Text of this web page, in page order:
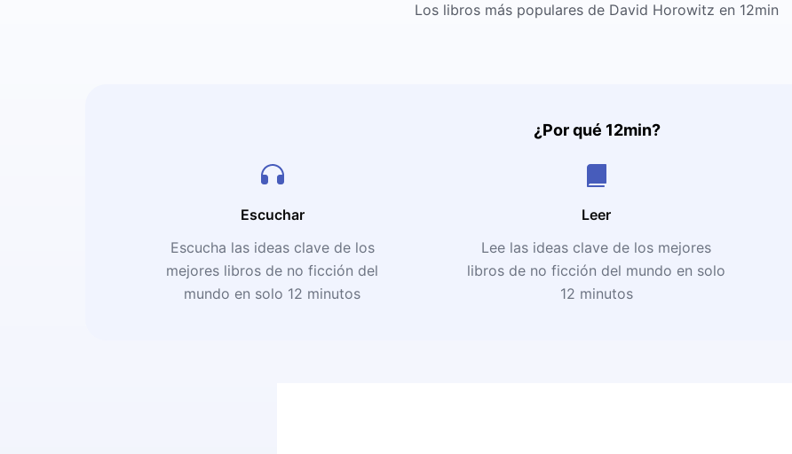
Los libros más populares de David Horowitz en 12min
¿Por qué 12min?
Escuchar
Escucha las ideas clave de los
mejores libros de no ficción del
mundo en solo 12 minutos
Leer
Lee las ideas clave de los mejores
libros de no ficción del mundo en solo
12 minutos